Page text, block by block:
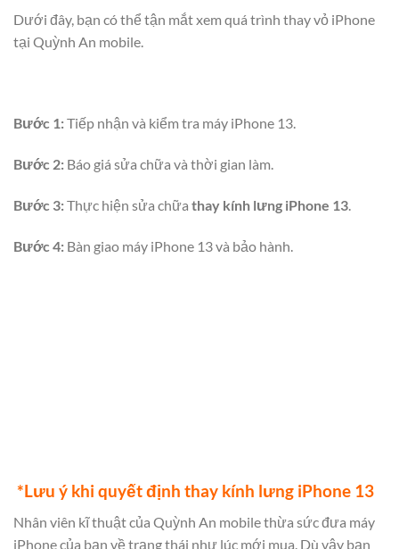
Dưới đây, bạn có thể tận mắt xem quá trình thay vỏ iPhone
tại Quỳnh An mobile.
Bước 1:Tiếp nhận và kiểm tra máy iPhone 13.
Bước 2: Báo giá sửa chữa và thời gian làm.
Bước 3:Thực hiện sửa chữa thay kính lưng iPhone 13.
Bước 4: Bàn giao máy iPhone 13 và bảo hành.
*Lưu ý khi quyết định thay kính lưng iPhone 13
Nhân viên kĩ thuật của Quỳnh An mobile thừa sức đưa máy
iPhone của bạn về trạng thái như lúc mới mua. Dù vậy bạn